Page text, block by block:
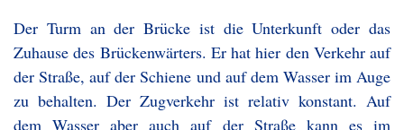
Der Turm an der Brücke ist die Unterkunft oder das
Zuhause des Brückenwärters. Er hat hier den Verkehr auf
der Straße, auf der Schiene und auf dem Wasser im Auge
zu behalten. Der Zugverkehr ist relativ konstant. Auf
dem Wasser aber auch auf der Straße kann es im